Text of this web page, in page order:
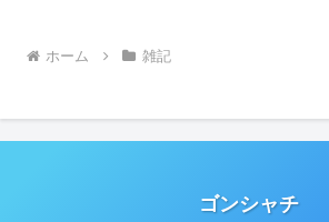
ホーム 雑記
ゴンシャチ